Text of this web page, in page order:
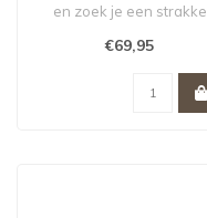
en zoek je een strakke
€69,95